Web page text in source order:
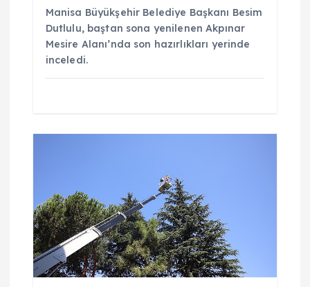
Manisa Büyükşehir Belediye Başkanı Besim
Dutlulu, baştan sona yenilenen Akpınar
Mesire Alanı’nda son hazırlıkları yerinde
inceledi.